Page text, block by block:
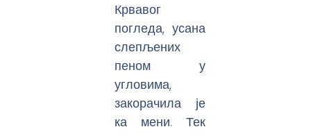
Крвавог
погледа, усана
слепљених
пеном у
угловима,
закорачила је
ка мени. Тек